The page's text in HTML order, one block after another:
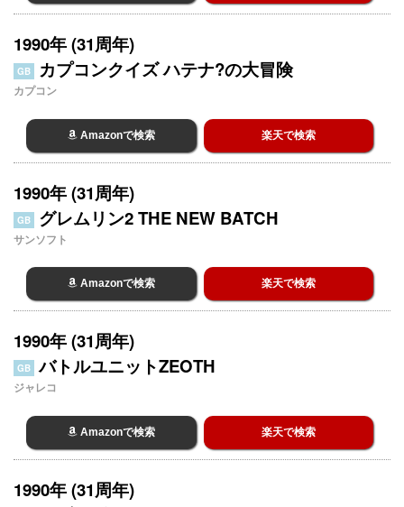
1990年 (31周年)
GB カプコンクイズ ハテナ?の大冒険
カプコン
Amazonで検索 楽天で検索
1990年 (31周年)
GB グレムリン2 THE NEW BATCH
サンソフト
Amazonで検索 楽天で検索
1990年 (31周年)
GB バトルユニットZEOTH
ジャレコ
Amazonで検索 楽天で検索
1990年 (31周年)